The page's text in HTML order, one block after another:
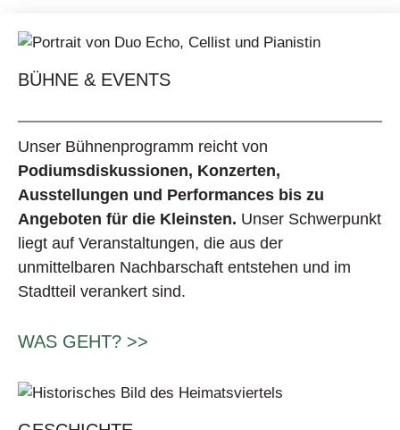
BÜHNE & EVENTS
Unser Bühnenprogramm reicht von
Podiumsdiskussionen, Konzerten,
Ausstellungen und Performances bis zu
Angeboten für die Kleinsten. Unser Schwerpunkt
liegt auf Veranstaltungen, die aus der
unmittelbaren Nachbarschaft entstehen und im
Stadtteil verankert sind.
WAS GEHT? >>